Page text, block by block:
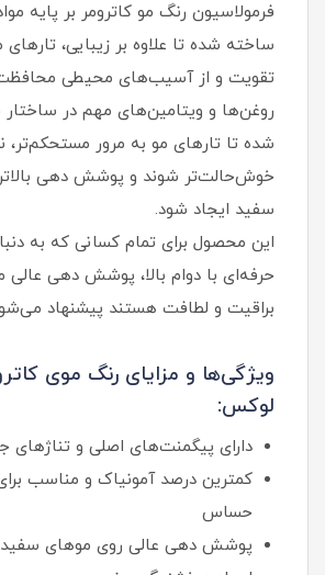
فرمولاسیون رنگ مو کاترومر بر پایه
ساخته شده تا علاوه بر زیبایی، تارهای
تقویت و از آسیب‌های محیطی
روغن‌ها و ویتامین‌های مهم در
شده تا تارهای مو به مرور مستحکم‌تر،
خوش‌حالت‌تر شوند و پوشش‌ دهی
سفید ایجاد شود.
این محصول برای تمام کسانی که به
حرفه‌ای با دوام بالا، پوشش دهی
براقیت و لطافت هستند پیشنهاد
ویژگی‌ها و مزایای رنگ موی
لوکس:
دارای پیگمنت‌های اصلی و تناژهای
کمترین درصد آمونیاک و مناسب
حساس
پوشش‌ دهی عالی روی موهای سفید